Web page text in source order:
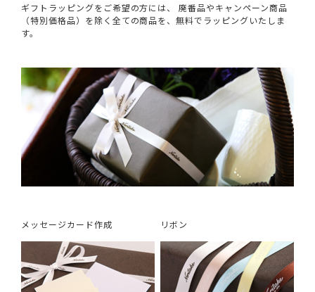
ギフトラッピングをご希望の方には、 廃番品やキャンペーン商品
（特別価格品）を除く全ての商品を、無料でラッピングいたしま
す。
メッセージカード作成 リボン